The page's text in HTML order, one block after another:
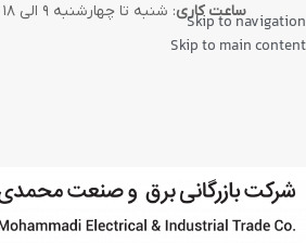
Skip to navigation
Skip to main content
ساعت کاری: شنبه تا چهارشنبه ۹ الی ۱۸ / پنجشنبه ۹ الی ۱۴